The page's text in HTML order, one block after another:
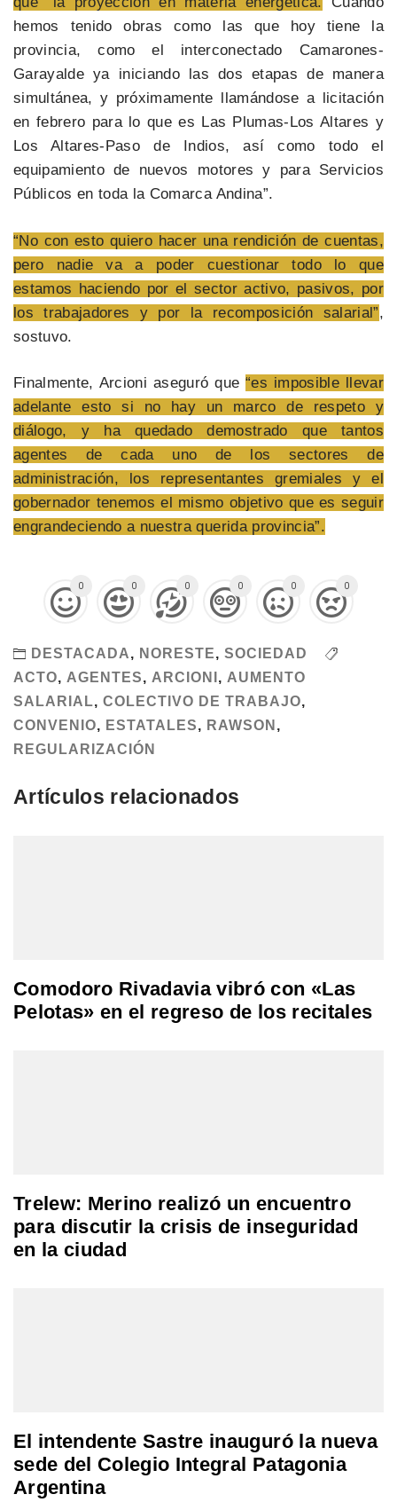
hemos tenido obras como las que hoy tiene la
provincia, como el interconectado Camarones-
Garayalde ya iniciando las dos etapas de manera
simultánea, y próximamente llamándose a licitación
en febrero para lo que es Las Plumas-Los Altares y
Los Altares-Paso de Indios, así como todo el
equipamiento de nuevos motores y para Servicios
Públicos en toda la Comarca Andina”.
“No con esto quiero hacer una rendición de cuentas,
pero nadie va a poder cuestionar todo lo que
estamos haciendo por el sector activo, pasivos, por
los trabajadores y por la recomposición salarial”,
sostuvo.
Finalmente, Arcioni aseguró que“es imposible llevar
adelante esto si no hay un marco de respeto y
diálogo, y ha quedado demostrado que tantos
agentes de cada uno de los sectores de
administración, los representantes gremiales y el
gobernador tenemos el mismo objetivo que es seguir
engrandeciendo a nuestra querida provincia”.
0 0 0 0 0 0
DESTACADA, NORESTE, SOCIEDAD
ACTO, AGENTES, ARCIONI , AUMENTO
SALARIAL, COLECTIVO DE TRABAJO,
CONVENIO, ESTATALES, RAWSON ,
REGULARIZACIÓN
Artículos relacionados
Comodoro Rivadavia vibró con «Las
Pelotas» en el regreso de los recitales
Trelew: Merino realizó un encuentro
para discutir la crisis de inseguridad
en la ciudad
El intendente Sastre inauguró la nueva
sede del Colegio Integral Patagonia
Argentina